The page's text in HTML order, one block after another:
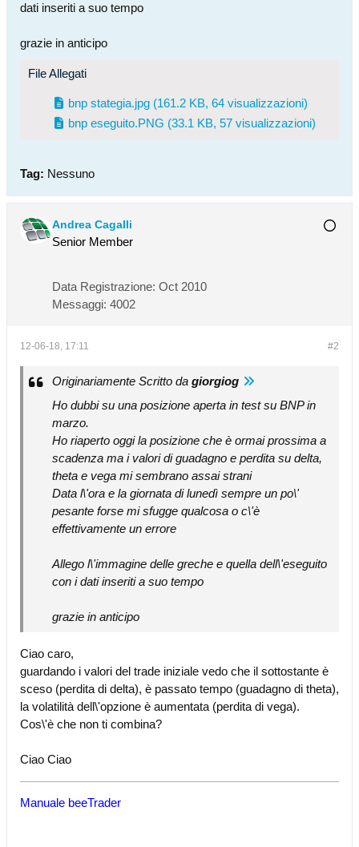
dati inseriti a suo tempo
grazie in anticipo
File Allegati
bnp stategia.jpg (161.2 KB, 64 visualizzazioni)
bnp eseguito.PNG (33.1 KB, 57 visualizzazioni)
Tag: Nessuno
Andrea Cagalli
Senior Member
Data Registrazione: Oct 2010
Messaggi: 4002
#2
12-06-18, 17:11
Originariamente Scritto da giorgiog
Ho dubbi su una posizione aperta in test su BNP in
marzo.
Ho riaperto oggi la posizione che è ormai prossima a
scadenza ma i valori di guadagno e perdita su delta,
theta e vega mi sembrano assai strani
Data l\'ora e la giornata di lunedì sempre un po\'
pesante forse mi sfugge qualcosa o c\'è
effettivamente un errore
Allego l\'immagine delle greche e quella dell\'eseguito
con i dati inseriti a suo tempo
grazie in anticipo
Ciao caro,
guardando i valori del trade iniziale vedo che il sottostante è
sceso (perdita di delta), è passato tempo (guadagno di theta),
la volatilità dell\'opzione è aumentata (perdita di vega).
Cos\'è che non ti combina?
Ciao Ciao
Manuale beeTrader